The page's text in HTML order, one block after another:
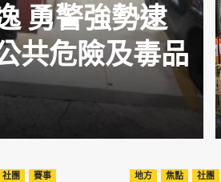
勇警強勢逮
共危險及毒品
社團 賽事 地方 焦點 社團